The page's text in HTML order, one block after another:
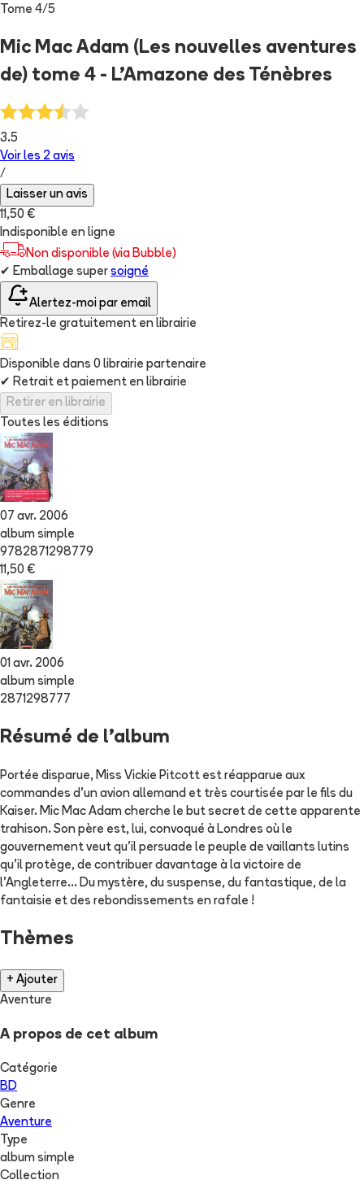
Tome 4/5
Mic Mac Adam (Les nouvelles aventures
de) tome 4 - L'Amazone des Ténèbres
3.5
Voir les 2 avis
/
Laisser un avis
11,50 €
Indisponible en ligne
Non disponible (via Bubble)
✔ Emballage super soigné
Alertez-moi par email
Retirez-le gratuitement en librairie
Disponible dans 0 librairie partenaire
✔ Retrait et paiement en librairie
Retirer en librairie
Toutes les éditions
07 avr. 2006
album simple
9782871298779
11,50 €
01 avr. 2006
album simple
2871298777
Résumé de l'album
Portée disparue, Miss Vickie Pitcott est réapparue aux
commandes d'un avion allemand et très courtisée par le fils du
Kaiser. Mic Mac Adam cherche le but secret de cette apparente
trahison. Son père est, lui, convoqué à Londres où le
gouvernement veut qu'il persuade le peuple de vaillants lutins
qu'il protège, de contribuer davantage à la victoire de
l'Angleterre... Du mystère, du suspense, du fantastique, de la
fantaisie et des rebondissements en rafale !
Thèmes
+ Ajouter
Aventure
A propos de cet album
Catégorie
BD
Genre
Aventure
Type
album simple
Collection